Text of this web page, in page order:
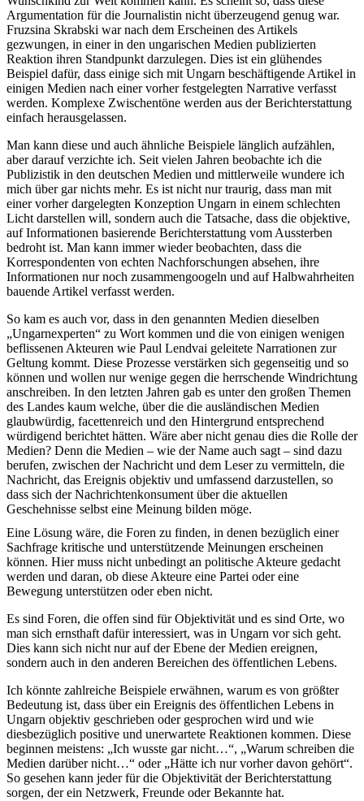
Argumentation für die Journalistin nicht überzeugend genug war.
Fruzsina Skrabski war nach dem Erscheinen des Artikels
gezwungen, in einer in den ungarischen Medien publizierten
Reaktion ihren Standpunkt darzulegen. Dies ist ein glühendes
Beispiel dafür, dass einige sich mit Ungarn beschäftigende Artikel in
einigen Medien nach einer vorher festgelegten Narrative verfasst
werden. Komplexe Zwischentöne werden aus der Berichterstattung
einfach herausgelassen.
Man kann diese und auch ähnliche Beispiele länglich aufzählen,
aber darauf verzichte ich. Seit vielen Jahren beobachte ich die
Publizistik in den deutschen Medien und mittlerweile wundere ich
mich über gar nichts mehr. Es ist nicht nur traurig, dass man mit
einer vorher dargelegten Konzeption Ungarn in einem schlechten
Licht darstellen will, sondern auch die Tatsache, dass die objektive,
auf Informationen basierende Berichterstattung vom Aussterben
bedroht ist. Man kann immer wieder beobachten, dass die
Korrespondenten von echten Nachforschungen absehen, ihre
Informationen nur noch zusammengoogeln und auf Halbwahrheiten
bauende Artikel verfasst werden.
So kam es auch vor, dass in den genannten Medien dieselben
„Ungarnexperten“ zu Wort kommen und die von einigen wenigen
beflissenen Akteuren wie Paul Lendvai geleitete Narrationen zur
Geltung kommt. Diese Prozesse verstärken sich gegenseitig und so
können und wollen nur wenige gegen die herrschende Windrichtung
anschreiben. In den letzten Jahren gab es unter den großen Themen
des Landes kaum welche, über die die ausländischen Medien
glaubwürdig, facettenreich und den Hintergrund entsprechend
würdigend berichtet hätten. Wäre aber nicht genau dies die Rolle der
Medien? Denn die Medien – wie der Name auch sagt – sind dazu
berufen, zwischen der Nachricht und dem Leser zu vermitteln, die
Nachricht, das Ereignis objektiv und umfassend darzustellen, so
dass sich der Nachrichtenkonsument über die aktuellen
Geschehnisse selbst eine Meinung bilden möge.
Eine Lösung wäre, die Foren zu finden, in denen bezüglich einer
Sachfrage kritische und unterstützende Meinungen erscheinen
können. Hier muss nicht unbedingt an politische Akteure gedacht
werden und daran, ob diese Akteure eine Partei oder eine
Bewegung unterstützen oder eben nicht.
Es sind Foren, die offen sind für Objektivität und es sind Orte, wo
man sich ernsthaft dafür interessiert, was in Ungarn vor sich geht.
Dies kann sich nicht nur auf der Ebene der Medien ereignen,
sondern auch in den anderen Bereichen des öffentlichen Lebens.
Ich könnte zahlreiche Beispiele erwähnen, warum es von größter
Bedeutung ist, dass über ein Ereignis des öffentlichen Lebens in
Ungarn objektiv geschrieben oder gesprochen wird und wie
diesbezüglich positive und unerwartete Reaktionen kommen. Diese
beginnen meistens: „Ich wusste gar nicht…“, „Warum schreiben die
Medien darüber nicht…“ oder „Hätte ich nur vorher davon gehört“.
So gesehen kann jeder für die Objektivität der Berichterstattung
sorgen, der ein Netzwerk, Freunde oder Bekannte hat.